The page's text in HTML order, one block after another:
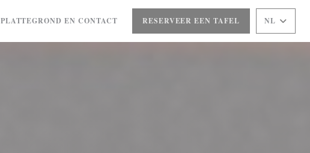
PLATTEGROND EN CONTACT RESERVEER EEN TAFEL NL